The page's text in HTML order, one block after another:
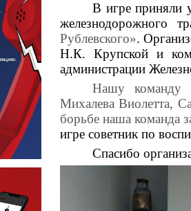
В игре приняли
железнодорожного
Рублевского».
Н.К. Крупской и
администрации
Нашу команду
Михалева Виолетта,
борьбе наша команда
игре советник по
Спасибо